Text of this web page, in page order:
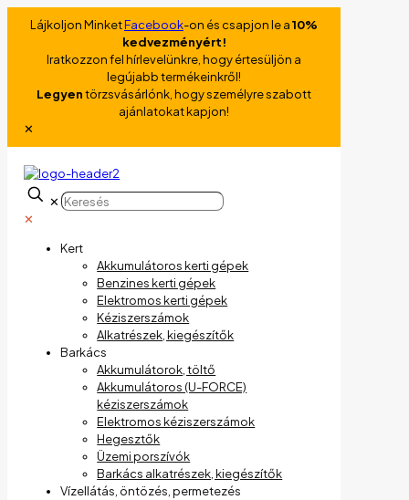
Lájkoljon MinketFacebook-on és csapjon le a10%
kedvezményért!
Iratkozzon fel hírlevelünkre, hogy értesüljön a
legújabb termékeinkről!
Legyentörzsvásárlónk, hogy személyre szabott
ajánlatokat kapjon!
✕
✕
✕
Kert
Akkumulátoros kerti gépek
Benzines kerti gépek
Elektromos kerti gépek
Kéziszerszámok
Alkatrészek, kiegészítők
Barkács
Akkumulátorok, töltő
Akkumulátoros (U-FORCE)
kéziszerszámok
Elektromos kéziszerszámok
Hegesztők
Üzemi porszívók
Barkács alkatrészek, kiegészítők
Vízellátás, öntözés, permetezés